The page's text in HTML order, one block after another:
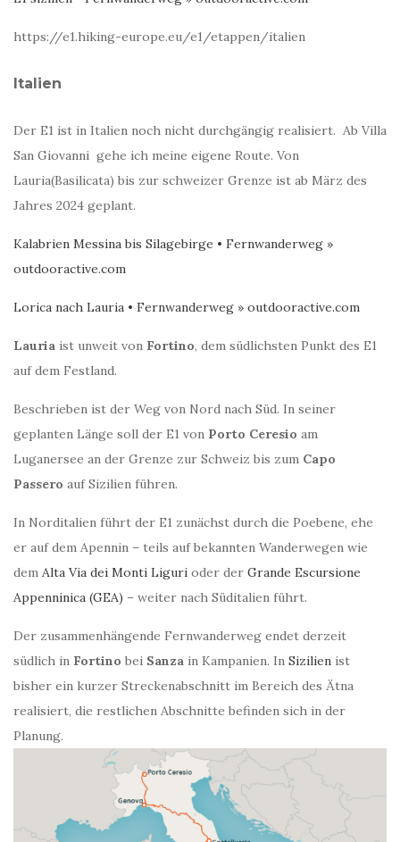
https://e1.hiking-europe.eu/e1/etappen/italien
Italien
Der E1 ist in Italien noch nicht durchgängig realisiert. Ab Villa
San Giovanni gehe ich meine eigene Route. Von
Lauria(Basilicata) bis zur schweizer Grenze ist ab März des
Jahres 2024 geplant.
Kalabrien Messina bis Silagebirge • Fernwanderweg »
outdooractive.com
Lorica nach Lauria • Fernwanderweg » outdooractive.com
Lauria ist unweit von Fortino, dem südlichsten Punkt des E1
auf dem Festland.
Beschrieben ist der Weg von Nord nach Süd. In seiner
geplanten Länge soll der E1 von Porto Ceresio am
Luganersee an der Grenze zur Schweiz bis zum Capo
Passero auf Sizilien führen.
In Norditalien führt der E1 zunächst durch die Poebene, ehe
er auf dem Apennin – teils auf bekannten Wanderwegen wie
dem Alta Via dei Monti Liguri oder der Grande Escursione
Appenninica (GEA) – weiter nach Süditalien führt.
Der zusammenhängende Fernwanderweg endet derzeit
südlich in Fortino bei Sanza in Kampanien. In Sizilien ist
bisher ein kurzer Streckenabschnitt im Bereich des Ätna
realisiert, die restlichen Abschnitte befinden sich in der
Planung.